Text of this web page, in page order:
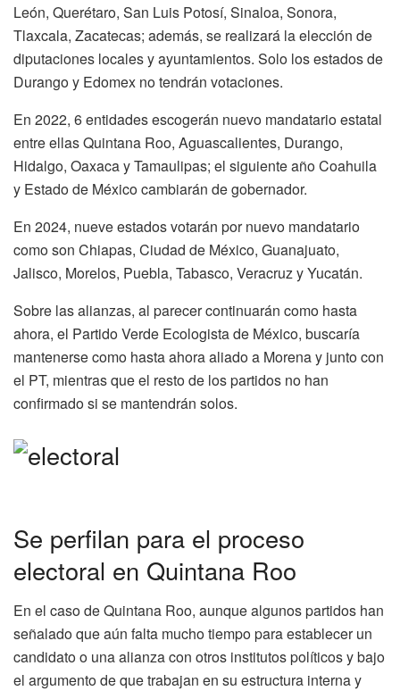
León, Querétaro, San Luis Potosí, Sinaloa, Sonora,
Tlaxcala, Zacatecas; además, se realizará la elección de
diputaciones locales y ayuntamientos. Solo los estados de
Durango y Edomex no tendrán votaciones.
En 2022, 6 entidades escogerán nuevo mandatario estatal
entre ellas Qu‌intana Roo, Aguascalientes, Durango,
Hidalgo, Oaxaca y Tamaulipas; el siguiente año Coahuila
y Estado de México cambiarán de gobernador.
En 2024, nueve estados votarán por nuevo mandatario
como son Chiapas, Ciudad de México, Guanajuato,
Jalisco, Morelos, Puebla, Tabasco, Veracruz y Yucatán.
Sobre las alianzas, al parecer continuarán como hasta
ahora, el Partido Verde Ecologista de México, buscaría
mantenerse como hasta ahora aliado a Morena y junto con
el PT, mientras que el resto de los partidos no han
confirmado si se mantendrán solos.
Se perfilan para el proceso
electoral en Quintana Roo
En el caso de Quintana Roo, aunque algunos partidos han
señalado que aún falta mucho tiempo para establecer un
candidato o una alianza con otros institutos políticos y bajo
el argumento de que trabajan en su estructura interna y